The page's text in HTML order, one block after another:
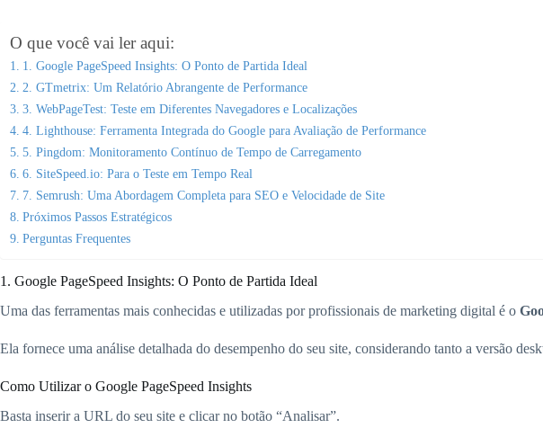
O que você vai ler aqui:
1. Google PageSpeed Insights: O Ponto de Partida Ideal
2. GTmetrix: Um Relatório Abrangente de Performance
3. WebPageTest: Teste em Diferentes Navegadores e Localizações
4. Lighthouse: Ferramenta Integrada do Google para Avaliação de Performance
5. Pingdom: Monitoramento Contínuo de Tempo de Carregamento
6. SiteSpeed.io: Para o Teste em Tempo Real
7. Semrush: Uma Abordagem Completa para SEO e Velocidade de Site
Próximos Passos Estratégicos
Perguntas Frequentes
1. Google PageSpeed Insights: O Ponto de Partida Ideal
Uma das ferramentas mais conhecidas e utilizadas por profissionais de marketing digital é o
Ela fornece uma análise detalhada do desempenho do seu site, considerando tanto a versão
Como Utilizar o Google PageSpeed Insights
Basta inserir a URL do seu site e clicar no botão “Analisar”.